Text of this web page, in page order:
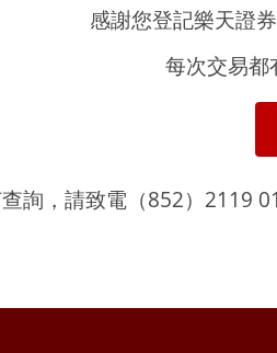
感謝您登記樂天證
每次交易都
詢，請致電（852）2119